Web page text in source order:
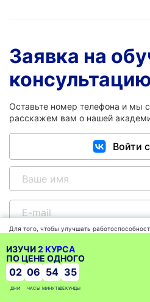
ИЗУЧИ2 КУРСА
ПО ЦЕНЕ ОДНОГО
02
ДНИ
06
ЧАСЫ
54
МИНУТЫ
34
СЕКУНДЫ
Заявка на
Оставьте номер телефона и мы
расскажем вам о нашей
Войти
Для того, чтобы улучшать
мы используем файлы cookies, которые
Нажимая «СОГЛАСЕН» Вы подтверждаете
использовании cookies на нашем сайте.
автоматически соглашаетесь с